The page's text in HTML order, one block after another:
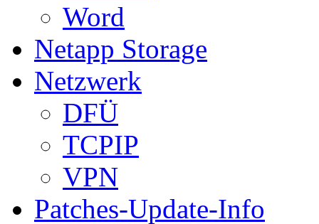
Word
Netapp Storage
Netzwerk
DFÜ
TCPIP
VPN
Patches-Update-Info